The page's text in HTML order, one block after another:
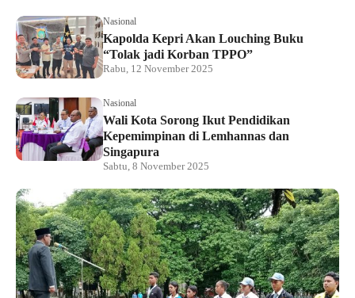
Nasional
Kapolda Kepri Akan Louching Buku
“Tolak jadi Korban TPPO”
Rabu, 12 November 2025
Nasional
Wali Kota Sorong Ikut Pendidikan
Kepemimpinan di Lemhannas dan
Singapura
Sabtu, 8 November 2025